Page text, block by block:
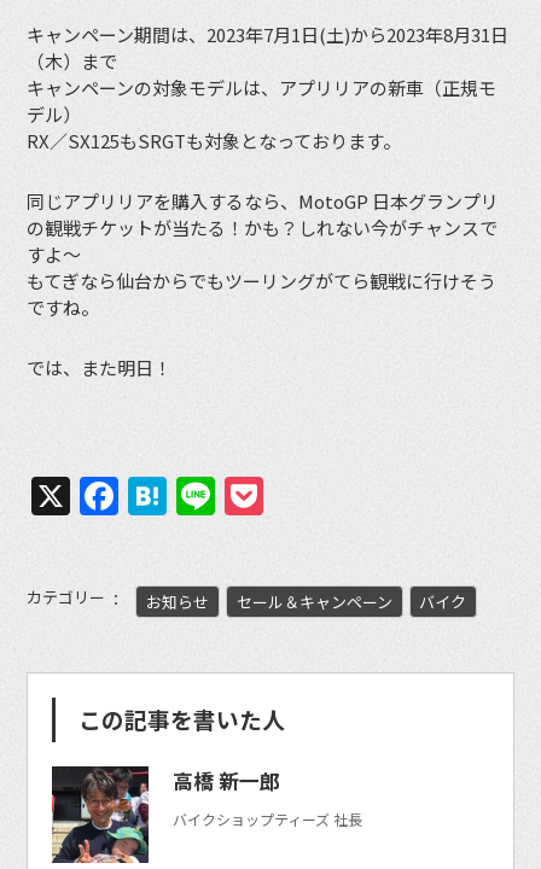
キャンペーン期間は、2023年7月1日(土)から2023年8月31日
（木）まで
キャンペーンの対象モデルは、アプリリアの新車（正規モ
デル）
RX／SX125もSRGTも対象となっております。
同じアプリリアを購入するなら、MotoGP 日本グランプリ
の観戦チケットが当たる！かも？しれない今がチャンスで
すよ〜
もてぎなら仙台からでもツーリングがてら観戦に行けそう
ですね。
では、また明日！
X Facebook
Hatena
Line
カテゴリー お知らせ セール＆キャンペーン バイク
この記事を書いた人
高橋 新一郎
バイクショップティーズ 社長